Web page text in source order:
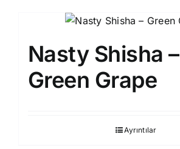
Nasty Shisha –
Green Grape
Ayrıntılar